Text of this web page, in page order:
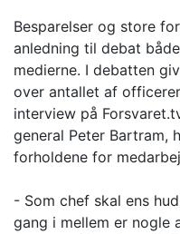
Besparelser og store
anledning til debat
medierne. I debatten
over antallet af
interview på
general Peter Bartram,
forholdene for
- Som chef skal ens
gang i mellem er nogle